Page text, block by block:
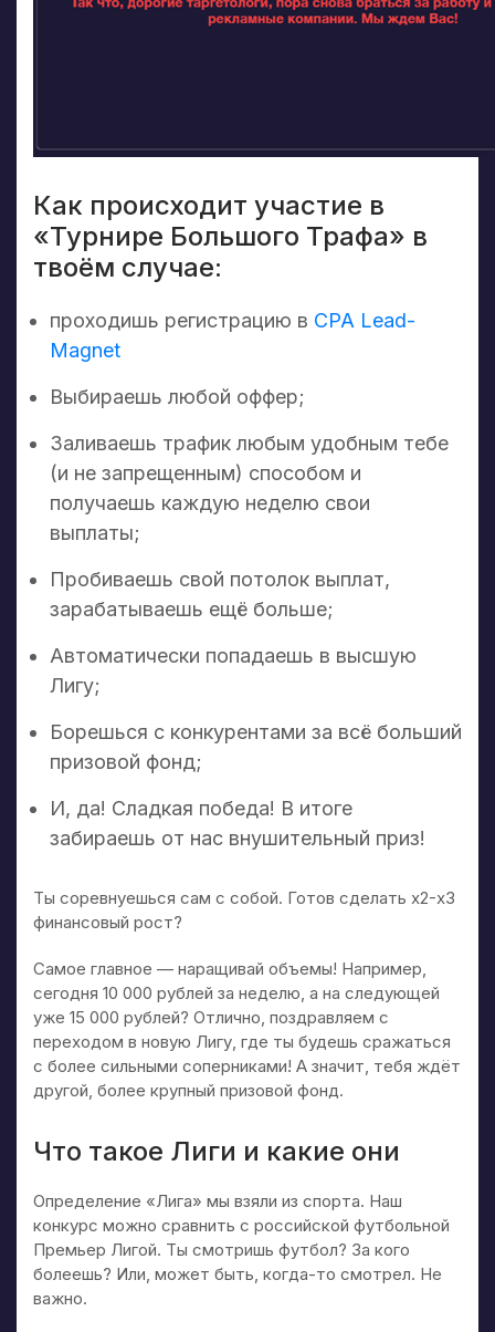
Как происходит участие в
«Турнире Большого Трафа» в
твоём случае:
проходишь регистрацию в CPA Lead-
Magnet
Выбираешь любой оффер;
Заливаешь трафик любым удобным тебе
(и не запрещенным) способом и
получаешь каждую неделю свои
выплаты;
Пробиваешь свой потолок выплат,
зарабатываешь ещё больше;
Автоматически попадаешь в высшую
Лигу;
Борешься с конкурентами за всё больший
призовой фонд;
И, да! Сладкая победа! В итоге
забираешь от нас внушительный приз!
Ты соревнуешься сам с собой. Готов сделать х2-х3
финансовый рост?
Самое главное — наращивай объемы! Например,
сегодня 10 000 рублей за неделю, а на следующей
уже 15 000 рублей? Отлично, поздравляем с
переходом в новую Лигу, где ты будешь сражаться
с более сильными соперниками! А значит, тебя ждёт
другой, более крупный призовой фонд.
Что такое Лиги и какие они
Определение «Лига» мы взяли из спорта. Наш
конкурс можно сравнить с российской футбольной
Премьер Лигой. Ты смотришь футбол? За кого
болеешь? Или, может быть, когда-то смотрел. Не
важно.